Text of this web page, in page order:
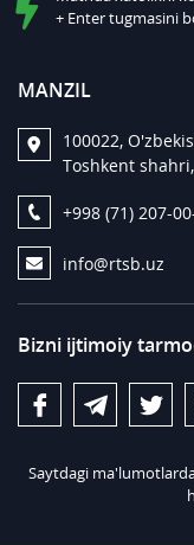
+ Enter tugmasini
MANZIL
100022,
Toshkent
+998 (71) 207-
info@rtsb.uz
Bizni ijtimoiy
Saytdagi